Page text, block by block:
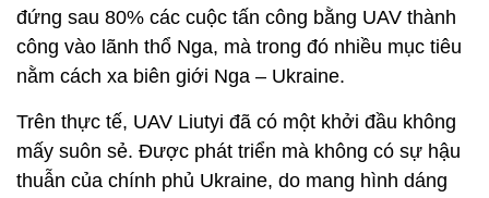
đứng sau 80% các cuộc tấn công bằng UAV thành
công vào lãnh thổ Nga, mà trong đó nhiều mục tiêu
nằm cách xa biên giới Nga – Ukraine.
Trên thực tế, UAV Liutyi đã có một khởi đầu không
mấy suôn sẻ. Được phát triển mà không có sự hậu
thuẫn của chính phủ Ukraine, do mang hình dáng